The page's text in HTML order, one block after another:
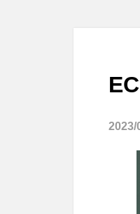
2023/